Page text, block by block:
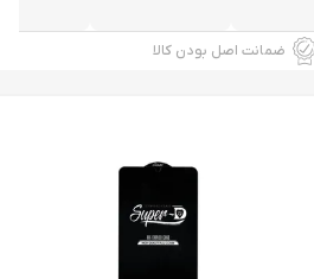
ضمانت اصل بودن کالا